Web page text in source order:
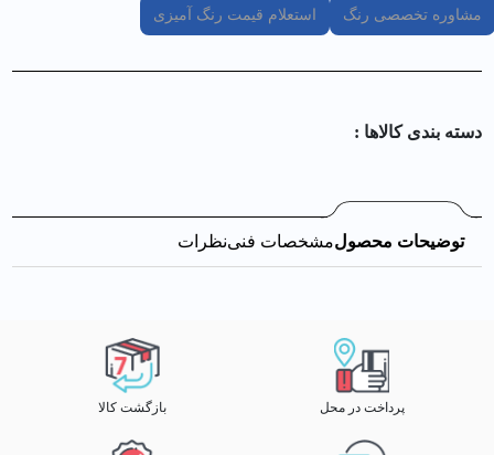
مشاوره تخصصی رنگ استعلام قیمت رنگ آمیزی
دسته بندی کالا‌ها :
توضیحات محصولمشخصات فنینظرات
پرداخت در محل بازگشت کالا